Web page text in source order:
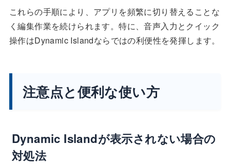
これらの手順により、アプリを頻繁に切り替えることな
く編集作業を続けられます。特に、音声入力とクイック
操作はDynamic Islandならではの利便性を発揮します。
注意点と便利な使い方
Dynamic Islandが表示されない場合の
対処法